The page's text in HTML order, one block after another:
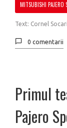
MITSUBISHI PAJERO
Text: Cornel
0 comentarii
Primul
Pajero